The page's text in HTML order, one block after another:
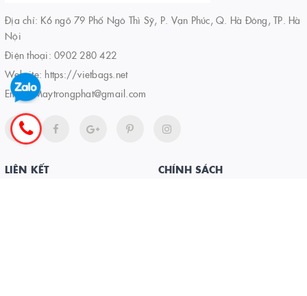
Địa chỉ: K6 ngõ 79 Phố Ngô Thì Sỹ, P. Vạn Phúc, Q. Hà Đông, TP. Hà
Nội
Điện thoại: 0902 280 422
Website: https://vietbags.net
Email:Maytrongphat@gmail.com
LIÊN KẾT CHÍNH SÁCH